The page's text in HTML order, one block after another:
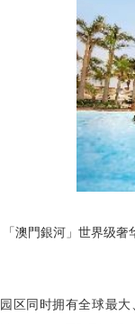
「澳門銀河」世界级
园区同时拥有全球最